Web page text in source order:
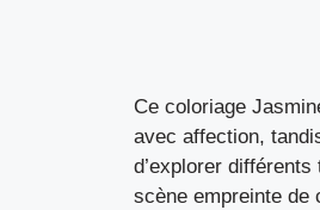
Ce coloriage
avec affection,
d’explorer
scène empreinte de